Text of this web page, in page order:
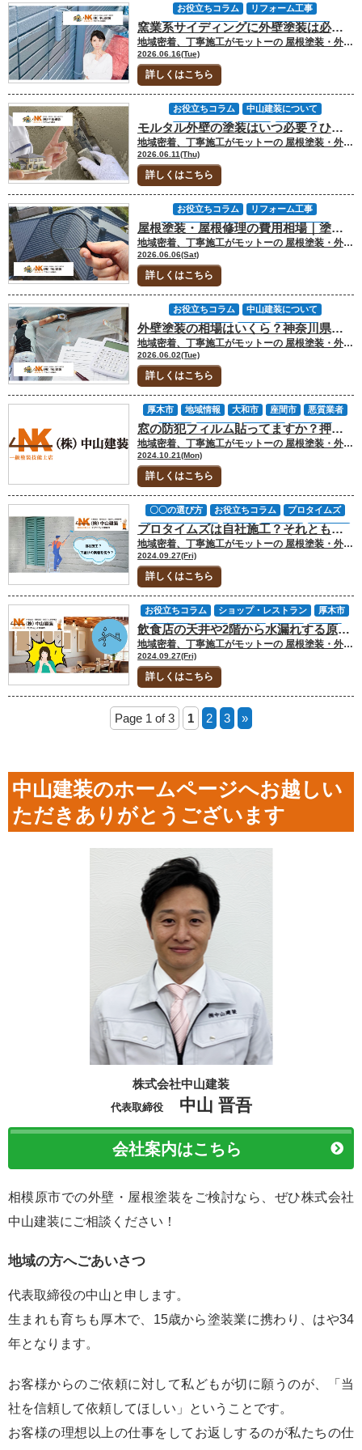
窯業系サイディングに外壁塗装は必要？劣化症状とメンテナンス時期を解説
地域密着、丁寧施工がモットーの 屋根塗装・外壁塗装専門店の中山建装です！ 代表取締役の中山です！ 窯業系サイディングは、現在の戸建住宅で最も多く採用されている外壁材のひとつです。そのため「サイディングだからメンテナンスは不要」「外壁材そのものが丈夫だから塗装しなくても大丈夫」と考えている方も少なくありません。 しかし実際には、窯業系サイディングも定期的なメンテナンスが必要な外壁材です。とくに塗膜や目地コーキングが劣化すると、防水性能が低下し、外壁材そのものに影響が及ぶ可能性があります。 大和市・厚木市・座間市・海老名市周辺でも、築10年前後を過ぎた住宅で色あせ、チョーキング、コーキングの割れ、サイディングの反りなどが見られることがあります。神奈川県央エリアは、夏場の日差しや台風・強風雨の影響も受けるため、外壁面によって劣化の出方が変わることもあります。 今回のお役立ちコラムでは「窯業系サイディング」「サイディング 塗装」について、塗装が必要な理由、劣化症状、補修を伴うケース、見積もり前に確認したい判断基準を解説します。 [myphp file="comContactL"] 窯業系サイディングに外壁塗装が必要な理由 窯業系サイディングは、セメント質と繊維質を主原料として作られた外壁材です。デザインの種類が豊富で施工性にも優れていることから、多くの住宅で採用されています。しかし、窯業系サイディングそのものに高い防水性能があるわけではありません。 窯業系サイディングの防水性は、主に表面の塗膜と目地コーキングによって保たれています。つまり、外壁材本体が丈夫でも、塗膜やコーキングが劣化すれば雨水を防ぐ力は落ちていきます。 部位 役割 劣化した場合のリスク サイディング本体 外壁の仕上げ材 吸水、反り、浮き、ひび割れ 塗膜 防水・保護 色あせ、チョーキング、防水性低下 コーキング 目地の防水 割れ、剥離、雨水浸入 下地 建物全体の保護 雨漏り、腐食、内部劣化 これらのどこかが劣化すると、防水性能や耐久性に影響が出る可能性があります。外壁塗装は見た目をきれいにするだけでなく、サイディング本体を雨水や紫外線から守るためのメンテナンスです。 ▼サイディング劣化の放置リスク▼大和市で増えているサイディング劣化｜放置するとどうなる？ 窯業系サイディングとはどんな外壁か 窯業系サイディングは、日本の戸建住宅で最も普及している外壁材です。レンガ調、石目調、木目調などデザインの種類が豊富で、施工品質が安定しやすいことから新築住宅でも広く採用されています。 一方で、サイディングボードは水分を吸収しやすい性質を持っています。そのため、表面の塗膜が防水性能を維持する重要な役割を担っています。外壁材そのものが丈夫でも、塗膜が劣化すればメンテナンスは必要です。 また、窯業系サイディングはボードを張り合わせて施工するため、目地やサッシまわりにコーキングが使われます。サイディング本体だけでなく、コーキングの状態まで確認しないと、外壁全体の防水性を正しく判断することはできません。 とくに築年数が経過した住宅では、南面や西面で色あせが進み、北面ではコケや藻が出やすくなるなど、外壁面ごとに症状が変わることがあります。 サイディングはなぜ塗装が必要なのか 窯業系サイディングに塗装が必要な理由は、防水性能を維持するためです。新築時には工場塗装によって保護されていますが、紫外線や雨風の影響を受け続けることで塗膜は徐々に劣化していきます。 塗膜が劣化すると、色あせやチョーキングといった症状が現れます。この段階では見た目の変化が中心ですが、さらに進行すると外壁材が水分を吸収しやすくなります。水分を含んだサイディングは膨張と収縮を繰り返し、反りや浮きの原因になることがあります。 大和市や厚木市周辺でも、日当たりの強い面では色あせやチョーキングが早く出るケースがあります。一方で、湿気が残りやすい北面や隣家との距離が近い面では、コケや藻、汚れが目立つことがあります。 塗装のタイミングを逃すと、単なる塗り替えだけでは済まず、補修や部分張り替えが必要になる可能性もあります。早めに状態を確認することで、メンテナンス費用を抑えやすくなります。 コーキングが重要な理由 窯業系サイディングでは、ボードとボードの間にコーキングと呼ばれる目地材が施工されています。このコーキングは、建物の動きに追従しながら、防水性能を維持する役割を持っています。 しかし、コーキングは外壁の中でもとくに劣化しやすい部分です。紫外線や雨風の影響によって硬化し、ひび割れや剥離が発生することがあります。こうした状態になると、目地部分から雨水が浸入するリスクが高まります。 コーキングの劣化は、外壁塗装の見積もり金額にも影響します。既存のコーキングを撤去して新しく打ち替えるのか、上から増し打ちするのか、施工範囲が目地全体なのかサッシまわりも含むのかによって、費用と耐久性が変わります。 そのため、サイディング外壁のメンテナンスでは、塗装だけでなくコーキングの状態も合わせて確認することが重要です。コーキングと塗装を同時に行うことで、防水性能を効率よく回復しやすくなります。 中山建装へ相談する際も、塗膜だけでなく、目地、サッシまわり、ベランダまわり、外壁の浮きや反りまで確認してもらうと、必要な工事範囲を判断しやすくなります。 ▼コーキング補修の判断はこちら▼コーキングのひび割れは外壁塗装と一緒に直すべき？後から余計な費用をかけないための判断基準 [myphp file="comContactL"] 塗装や補修が必要な症状と判断基準 窯業系サイディングは、劣化の進行に応じて現れる症状が異なります。そのため「どんな症状が出たら塗装を考えるべきか」「補修が必要な状態なのか」を知っておくことで、適切なタイミングでメンテナンスを行いやすくなります。 症状 判断目安 確認したいポイント 色あせ 塗装検討 日当たりの強い面で進行していないか チョーキング 塗装検討 手で触ると白い粉が付くか コーキング割れ 要確認 目地やサッシまわりにすき間がないか 反り 補修検討 ボードが浮いて見えないか 浮き 要診断 釘まわりや継ぎ目に動きがないか ひび割れ 状況確認 表面だけか、深く割れていないか 同じサイディング外壁でも、症状によって必要な工事は異なります。色あせやチョーキングであれば塗装で対応できる場合がありますが、反りや浮き、コーキングの破断がある場合は補修を伴う可能性があります。 見積もり前には、どの症状がどの面に出ているのか、いつ頃から気になり始めたのかを整理しておくと、診断時に状態を伝えやすくなります。 塗装で対応できる症状 塗装で対応しやすいのは、塗膜の劣化が中心となっている状態です。代表的な症状として、色あせやチョーキングがあります。色あせは紫外線によって塗膜が劣化しているサインであり、チョーキングは外壁を触った際に白い粉が付着する現象です。 これらは塗膜の防水性能が低下している状態を示していますが、サイディング本体に大きなダメージが発生しているわけではありません。そのため、比較的早い段階で塗装を行うことで、外壁材の劣化を防ぎやすくなります。 また、軽度の汚れやカビ、苔なども塗装メンテナンスのタイミングを判断する材料になります。ただし、汚れや苔が出ている面は水分が残りやすい可能性があるため、洗浄だけでよいのか、塗装で保護機能を回復させるべきかを確認することが大切です。 塗装で対応できる段階でメンテナンスを行うと、サイディングの反りや浮き、部分張り替えといった大きな補修を避けやすくなります。 補修を伴う可能性がある症状 コーキングのひび割れや剥離、サイディングの反りや浮きが見られる場合は、塗装だけでなく補修工事が必要になる可能性があります。とくにコーキングの劣化は、サイディング外壁で非常に多く見られる症状です。目地部分の防水性能が低下すると、そこから雨水が侵入しやすくなります。 また、サイディングが反ったり浮いたりしている場合は、外壁材が水分を吸収して変形している可能性があります。この状態になると、塗装だけでは根本的な改善が難しくなるケースもあります。 ひび割れについても同様です。軽微なものは補修と塗装で対応できることがありますが、状態によっては部分交換が必要になる場合もあります。そのため、外壁材そのものに変形や損傷が見られる場合は、塗装だけで判断しないことが重要です。 費用差が出やすいのは、コーキングの施工範囲、サイディングの部分張り替えの有無、下地補修の有無、付帯部塗装の範囲です。見積書では「外壁塗装一式」だけでなく、コーキング打ち替え、補修箇所、使用塗料、保証内容が分かるか確認しましょう。 不安をあおってすぐ契約を迫る業者や、反対に必要な補修を説明せず安さだけを強調する見積もりには注意が必要です。中山建装のように、症状写真や補修範囲を確認しながら説明を受けることで、必要な工事かどうか判断しやすくなります。 ▼張替え・重ね張りとの違い▼外壁張替えvs重ね張りvs塗装｜費用・耐用年数・工期の三面比較 クリヤー塗装が向くケース・向かないケース 窯業系サイディングでは、デザインを活かしたまま保護できるクリヤー塗装が選ばれることがあります。レンガ調や石目調など意匠性の高いサイディングでは、既存の柄を残せるため人気のある工法です。 ただし、クリヤー塗装はどの状態でも施工できるわけではありません。色あせやチョーキングが軽度で、サイディングのデザインがしっかり残っている状態であることが前提になります。劣化が進みすぎている場合は、クリヤー塗装では隠せないため、通常の塗装が必要になります。 また、ひび割れや反り、浮きが発生している場合も注意が必要です。こうした症状は塗装だけでは改善できないため、補修工事を優先して検討する必要があります。 クリヤー塗装を希望する場合は、早めの診断が重要です。劣化が進んでから相談すると、せっかくのサイディングの柄を活かせず、色付き塗装に切り替えた方がよいケースもあります。 サイディング外壁のメンテナンスでは「塗装するかどうか」だけでなく「どの塗装方法が適しているか」も重要な判断ポイントになります。とくに大和市周辺のサイディング住宅では、色あせやコーキング劣化がきっかけで塗装を検討するケースが多いため、症状が軽いうちに状態を確認しておくことが、将来的なメンテナンス費用を抑えるポイントになります。 ▼クリヤー塗装の可否はこちら▼「石材調サイディングはクリヤー一択？」可否判定と失敗回避 [myphp file="comContactL"] FAQ｜窯業系サイディングでよくある質問 Q.窯業系サイディングは何年くらいで塗装が必要ですか？ 一般的には築10年前後がひとつの目安になりますが、日当たり、雨風の当たり方、コーキングの状態によって変わります。色あせ、チョーキング、目地の割れが見られる場合は、年数だけで判断せず一度状態を確認することが大切です。 Q.コーキングだけ補修すれば外壁塗装は不要ですか？ コーキングの劣化だけが目立つ場合でも、塗膜の防水性が落ちていることがあります。コーキングだけを直しても、サイディング本体の塗膜が劣化していれば吸水や反りにつながる可能性があります。塗膜と目地をあわせて確認しましょう。 Q.クリヤー塗装はどのサイディングにもできますか？ クリヤー塗装は、既存の柄や色がきれいに残っている状態に向いています。色あせ、チョーキング、ひび割れ、反りが進んでいる場合は、クリヤーでは劣化を隠せないため通常塗装や補修が必要になることがあります。早めの診断が判断のポイントです。 Q.サイディングの反りや浮きは塗装で直りますか？ 反りや浮きは、サイディング本体が水分を吸収して変形している可能性があります。この場合、塗装だけでは根本的に直せないことがあります。軽度なら補修で対応できる場合もありますが、状態によっては部分張り替えが必要です。 窯業系サイディングの塗装時期に迷ったら中山建装へご相談ください 窯業系サイディングは、塗膜とコーキングによって防水性を保っているため、色あせや目地割れを放置すると反りや浮きにつながることがあります。年数だけで判断すると塗装時期を見誤ることがあるため注意が必要です。 中山建装では、大和市・厚木市周辺の住宅事情を踏まえ、外壁の状態や補修範囲を確認しながら必要な工事をご提案します。 問い合わせフォームからのお問い合わせ、メール、電話でのご相談、ショールームへの来店にて、サイディング外壁の劣化症状や見積もり前の不安をご相談ください。 [myphp file="comContactL"] ▼合わせてチェック▼ 中山建装塗装専門ショールーム 厚木店 中山建装塗装専門ショールーム 大和店
2026.06.16(Tue)
詳しくはこちら
お役立ちコラム
リフォーム工事
中山建装について
劣化・補修・小工事
劣化症状について
厚木市
地域情報
塗装工事について
外装劣化診断
横浜市
海老名市 相模原市 神奈川県
モルタル外壁の塗装はいつ必要？ひび割れ・雨漏りを防ぐメンテナンス判断基準
地域密着、丁寧施工がモットーの 屋根塗装・外壁塗装専門店の中山建装です！ 代表取締役の中山です！ モルタル外壁は、独特の風合いやデザイン性の高さから、現在でも多くの住宅で採用されています。一方で、年月の経過とともにひび割れが発生しやすい特徴があり、「このひび割れは大丈夫なのか」「塗装が必要な時期なのか」と不安を感じる方も少なくありません。 とくに大和市や厚木市周辺では、築年数の経過した戸建住宅でモルタル外壁の劣化が見られるケースがあります。神奈川県央エリアは、夏場の日差し、台風や強風雨、地震による建物の揺れなど、外壁に負担がかかる要因もあります。ただし、すべてのひび割れが緊急性の高い症状というわけではなく、経過観察で問題ない場合もあります。 大切なのは、見た目だけで「すぐ塗装が必要」「まだ大丈夫」と決めつけないことです。ひび割れの幅、深さ、発生している場所、雨漏り跡の有無によって、塗装で対応できるのか、補修を伴うのか、詳しい診断が必要なのかが変わります。 今回のお役立ちコラムでは「モルタル外壁の塗装」について、ひび割れの種類、補修や塗装が必要なタイミング、見積もり前に確認したい判断基準を解説します。 [myphp file="comContactL"] モルタル外壁の特徴とひび割れが起きる理由 モルタル外壁はセメントと砂、水を混ぜて作られる外壁材で、継ぎ目の少ない仕上がりが特徴です。デザインの自由度が高く、現在でも多くの住宅で採用されていますが、その反面、ひび割れが発生しやすい外壁材としても知られています。 同じひび割れでも、表面だけの軽微なものから、雨水の浸入につながる可能性があるものまで状態はさまざまです。 症状 状態の目安 確認したいポイント ヘアークラック 軽度 幅が細く、表面だけに見えるか 構造クラック 注意が必要 幅が広い、奥まで達していないか 塗膜の剥離 要確認 下地が見えていないか 外壁の浮き 要診断 叩くと軽い音がしないか 雨漏り 早めの確認推奨 室内のシミやサッシまわりの水跡がないか 症状によって対応方法は異なります。まずは、ひび割れの種類と原因を理解しておくことが大切です。 モルタル外壁とはどんな外壁か モルタル外壁は、サイディング外壁が主流になる以前から広く使われてきた外壁材です。継ぎ目が少ないため意匠性が高く、吹付仕上げ、リシン仕上げ、スタッコ仕上げなど、多彩なデザインに対応できます。 一方で、サイディング外壁と違い、素材自体が硬いため建物の動きに追従しにくい特徴があります。そのため、地震や温度変化、乾燥収縮などの影響を受けることで、表面にひび割れが発生しやすくなります。 また、モルタル外壁は塗膜によって防水性を保っています。塗膜が劣化すると雨水を吸いやすくなり、ひび割れや剥離が進みやすくなります。つまり、モルタル外壁の塗装は見た目をきれいにするだけでなく、外壁材を雨水から守るためのメンテナンスでもあります。 モルタル外壁にひび割れが起きる理由 モルタル外壁にひび割れが発生する原因はいくつかあります。代表的なのが乾燥収縮です。施工後にモルタルが乾燥する過程でわずかに収縮し、その影響で細かなひび割れが発生することがあります。 また、季節による温度変化や建物の揺れも原因になります。神奈川県では地震の影響を受けることもあり、長年にわたる微細な動きが外壁に負荷を与えることがあります。大和市や厚木市周辺のように築年数の経過した住宅では、過去の揺れや経年劣化が重なり、クラックとして表面化することもあります。 さらに、塗膜が劣化して防水性能が低下すると、外壁が雨水を吸収しやすくなります。水分を含んだ外壁が乾燥と吸水を繰り返すことで、膨張と収縮が起こり、ひび割れが進行することもあります。 日当たりの強い南面や西面では紫外線による塗膜劣化が進みやすく、湿気が残りやすい北面ではコケや藻が発生しやすくなります。ひび割れの有無だけでなく、外壁のどの面に症状が出ているかも判断材料になります。 ヘアークラックと構造クラックの違い モルタル外壁のひび割れで重要なのが、ヘアークラックと構造クラックを区別することです。ヘアークラックは髪の毛ほどの細いひび割れで、主に塗膜や表面部分に発生します。幅が0.3mm未満程度のものが多く、すぐに大きな問題になるとは限りません。 一方、構造クラックは幅が広く、モルタル層の奥まで達している可能性があるひび割れです。こうしたクラックは雨水の浸入経路になることがあり、放置すると下地や内部構造へ影響する場合があります。 とくに、窓まわり、サッシまわり、ベランダまわり、外壁の角部分に発生しているひび割れは注意が必要です。雨水が入り込みやすい位置にクラックがある場合、外壁内部や室内側に影響が出る可能性があります。 ただし、見た目だけで判断することは難しく、同じように見えるひび割れでも内部の状態は異なることがあります。中山建装のように、ひび割れの幅や深さだけでなく、周辺の浮き、塗膜の状態、雨漏り跡まで確認する診断を受けることで、必要な補修内容を判断しやすくなります。 ▼ひび割れ放置のリスクはこちら▼外壁のひび割れを放置すると危険？大和市の住宅で多いケース [myphp file="comContactL"] 塗装や補修が必要なタイミングの判断基準 モルタル外壁のひび割れを見つけた場合、すべてを同じように考えるのではなく、症状の種類や進行状況によって判断することが重要です。 実際には経過観察で問題ないケースもあれば、早めに補修を検討した方がよいケース、現地診断によって状態を確認した方がよいケースもあります。 現地確認をおすすめしたい症状としては、以下のようなものがあります。 ・幅の広いひび割れが発生している・雨漏り跡や室内のシミが見られる・塗膜が剥がれて下地が見えている・外壁の浮きや膨れが発生している・複数箇所にクラックが広がっている・サッシまわりやベランダまわりにひび割れがある こうした症状が見られる場合は、塗装だけで対応できるのか、補修工事を伴うのかを確認することが重要です。 同じモルタル外壁の塗装でも、費用は補修範囲によって変わります。ひび割れが軽度であれば下地処理を行ったうえで塗装できる場合がありますが、クラック補修、浮き補修、雨漏り調査、防水処理が必要になると、見積もり金額は変わります。 見積書を確認する際は、塗料名や塗装回数だけでなく、ひび割れ補修がどこまで含まれているか、補修後の仕上げはどうなるか、保証の対象範囲はどこまでかを確認しておくと安心です。 ▼雨漏り原因も確認▼雨漏りはなぜ起きる？大和市の屋根・外壁事情から解説 経過観察でもよい症状 モルタル外壁の劣化の中には、すぐに工事を行わなくても問題ないケースがあります。代表的なのがヘアークラックです。幅がごく細く、外壁表面だけに発生している軽微なひび割れであれば、直ちに雨漏りや構造的な問題につながる可能性は高くありません。 また、軽度の色あせも経過観察の対象になることがあります。塗膜の劣化は始まっていますが、ひび割れや剥離がなく、防水性能の低下も限定的であれば、すぐに工事を行わなくても大きな問題にならないケースがあります。 ただし、経過観察でよい場合でも、放置してよいという意味ではありません。ひび割れの幅が広がっていないか、雨のあとに周辺が濡れたままになっていないか、外壁を触ったときに白い粉が付かないかを定期的に確認することが大切です。 スマートフォンで同じ場所を定期的に撮影しておくと、ひび割れが広がっているかどうかを比較しやすくなります。見積もり前に写真を用意しておくと、相談時にも状態を伝えやすくなります。 早めの補修を検討したい症状 ひび割れが徐々に広がっている場合や、チョーキングが発生している場合は、早めに補修や塗装を検討した方がよい状態と考えられます。チョーキングは外壁を触ると白い粉が付く現象で、塗膜の防水性能が低下しているサインです。 また、塗膜の剥離が見られる場合も注意が必要です。塗膜が剥がれると外壁が直接雨風の影響を受けるため、モルタル自体の劣化が進みやすくなります。この段階で塗装や補修を行うことで、外壁材そのものへのダメージを抑えやすくなります。 ひび割れ補修では、状態に応じてシーリング材の充填、樹脂注入、下地補修などが行われることがあります。表面だけを塗装しても、ひび割れの原因や深さに合った処理がされていなければ、再び同じ場所に症状が出ることがあります。 大規模な工事になる前に対応できる可能性が高いため、比較的コストを抑えながらメンテナンスできるタイミングとも言えます。早めの段階で診断を受けることで、塗装だけで済むのか、部分補修が必要なのかを判断しやすくなります。 ▼チョーキングの判断はこちら▼外壁のチョーキングは塗装のサイン？「今回はまだ大丈夫」と思う前に知っておきたい放置リスク 現地診断をおすすめしたい症状 現地診断を検討した方がよいのは、構造クラックや雨漏りが見られる場合です。とくに幅の広いひび割れは、表面だけでなくモルタル層の奥まで達している可能性があります。この状態になると、雨水が内部へ浸入し、下地の劣化につながるケースもあります。 また、複数の症状が同時に発生している場合も注意が必要です。例えば、ひび割れに加えてチョーキングや塗膜の剥離が見られる場合は、塗装だけではなく補修工事が必要になる可能性があります。 モルタル外壁は見た目だけで状態を判断することが難しく、同じようなひび割れでも原因や進行度が異なることがあります。そのため「塗装だけで済むのか」「補修が必要なのか」を正確に判断するには、実際の状態を確認することが大切です。 現地診断では、ひび割れの幅、発生箇所、外壁の浮き、塗膜の密着状態、サッシまわりの防水性、室内側の雨染みなどを確認します。中山建装では、外壁表面の見た目だけでなく、雨漏りにつながる可能性がある箇所まで確認したうえで、必要な補修範囲を整理することが重要だと考えています。 なお、ひび割れを見つけた不安につけ込んで「今すぐ全面工事が必要です」と契約を急がせる業者には注意が必要です。見積もり前には、劣化写真、補修範囲、使用する材料、保証内容、追加費用の有無まで確認し、納得してから判断しましょう。 ひび割れを見つけた段階で一度状態を把握しておくことで、無駄な工事を避けながら適切なメンテナンス計画を立てやすくなります。 ▼劣化診断の見方はこちら▼ 【チェックリスト付】座間市の外壁塗装は劣化診断が9割！自分でできるプロ基準の見極め方 [myphp file="comContactL"] FAQ｜モルタル外壁でよくある質問 Q.モルタル外壁のヘアークラックはすぐ補修が必要ですか？ 幅が細く、表面だけに発生しているヘアークラックであれば、すぐに大きな問題になるとは限りません。ただし、ひび割れが広がっている場合や、雨水が入りやすい場所にある場合は注意が必要です。定期的に写真で記録し、変化がある場合は診断を受けると安心です。 Q.モルタル外壁のひび割れは塗装だけで直りますか？ 軽度のひび割れであれば、下地処理を行ったうえで塗装できる場合があります。しかし、幅の広い構造クラックや外壁の浮き、雨漏り跡がある場合は、塗装だけでは不十分なことがあります。ひび割れの深さや原因に合わせた補修を行うことが大切です。 Q.モルタル外壁の塗装費用は何で変わりますか？ 費用は、外壁面積、ひび割れ補修の範囲、塗料の種類、足場の有無、付帯部塗装、雨漏り調査の有無などで変わります。同じモルタル外壁でも、表面劣化だけの住宅と、複数箇所にクラックや浮きがある住宅では見積もり内容が異なります。 Q.見積もり前に自分で確認しておくことはありますか？ ひび割れの場所、幅、長さ、雨のあとに濡れやすい箇所、室内のシミ、外壁を触ったときの白い粉の有無を確認しておくと相談しやすくなります。無理に外壁を削ったり補修材を入れたりせず、写真を撮って状態を記録しておくことをおすすめします。 モルタル外壁のひび割れ判断に迷ったら中山建装へご相談ください モルタル外壁のひび割れは、経過観察でよいものもあれば、早めの補修や診断が必要なものもあります。ただし、見た目だけで判断すると必要な補修を見落とすことがあります。 中山建装では、大和市・厚木市周辺の住宅事情を踏まえ、外壁の状態や雨漏りリスクを確認しながら必要な工事をご提案します。問い合わせフォームからのお問い合わせ、メール、電話でのご相談、ショールームへの来店にて、塗装前の不安やひび割れの状態をご相談ください。 [myphp file="comContactL"] ▼合わせてチェック▼ 中山建装塗装専門ショールーム 厚木店 中山建装塗装専門ショールーム 大和店
2026.06.11(Thu)
詳しくはこちら
お役立ちコラム
中山建装について
保証について
厚木市
地域情報
塗装のタイミング
塗装工事について
外壁塗装
外壁補修
外装劣化診断
愛川町
横浜市
神奈川県
雨漏り 雨漏り補修
屋根塗装・屋根修理の費用相場｜塗装・カバー工法・葺き替えの判断基準
地域密着、丁寧施工がモットーの 屋根塗装・外壁塗装専門店の中山建装です！ 代表取締役の中山です！ 屋根のメンテナンスを考え始めたとき、多くの方が最初に気になるのは「いくらかかるのか」という費用面です。しかし、屋根工事は外壁塗装と違い、普段の生活で状態を確認しにくいため、塗装で済むのか、補修が必要なのか、カバー工法や葺き替えまで検討すべきなのか判断しづらい工事です。 そのため、相場だけを見て工事を決めると、本来必要な補修を見逃したり、反対にまだ不要な大きな工事を選んでしまったりすることがあります。大切なのは、費用の安さだけでなく、現在の屋根の状態に合った工事を選ぶことです。 神奈川県内でも、大和市・厚木市・座間市・海老名市などの県央エリアでは、夏場の日差し、台風や強風雨、住宅密集地での足場条件によって屋根の劣化状況や工事費用が変わることがあります。とくに屋根は地上から見えにくいため、見積もり前の診断で屋根材、棟板金、下地、雨漏りの有無まで確認しておくことが重要です。 今回のお役立ちコラムでは「屋根塗装と屋根修理の相場」について、塗装・部分補修・カバー工法・葺き替えの費用目安と、見積もり前に知っておきたい判断基準を解説します。 [myphp file="comContactL"] 屋根塗装・屋根修理の相場と工事内容の違い 屋根工事と一口に言っても、塗装・部分補修・カバー工法・葺き替えでは工事内容も費用も大きく異なります。色あせや塗膜の劣化であれば塗装で対応できる場合がありますが、屋根材そのものが傷んでいる場合は修理や改修工事が必要です。 一般的な戸建住宅における費用目安は以下の通りです。 工事内容 費用目安 主な目的 屋根塗装 約30万〜80万円 防水性・美観・保護機能の回復 部分補修 約3万〜30万円 棟板金、割れ、浮きなどの補修 カバー工法 約80万〜200万円 既存屋根の上に新しい屋根を重ねる 葺き替え 約120万〜300万円 既存屋根を撤去して新しい屋根に交換 建物の大きさや屋根材、劣化状況、屋根の勾配、足場条件によって費用は変動します。とくに屋根工事は、同じ坪数の住宅でも屋根面積や形状によって金額が変わりやすいため、総額だけでなく工事内容の違いを見ることが大切です。 屋根塗装の相場 屋根塗装は、屋根材そのものを交換する工事ではなく、防水性能や保護機能を回復させるためのメンテナンスです。スレート屋根や金属屋根など、塗装による保護が必要な屋根材では、定期的な塗装によって劣化の進行を抑えることができます。 一般的な戸建住宅の場合、屋根塗装の相場は30万〜80万円前後が目安です。ただし、この金額には足場代が含まれているケースと含まれていないケースがあります。屋根工事は高所作業になるため、安全確保のために足場設置が必要になることがほとんどです。 外壁塗装と同時に屋根塗装を行う場合は、足場を共用できるため、別々に工事するより効率的です。反対に、外壁塗装だけを先に行い、数年後に屋根工事をする場合は、再度足場費用が発生する可能性があります。見積もりを比較する際は、屋根塗装単体の金額だけでなく、外壁との同時施工や将来的な足場費用まで含めて考えることが重要です。 ▼大和市の屋根塗装費用はこちら▼大和市で屋根塗装はいくらかかる？見積前に知っておきたい基礎知識 部分補修・棟板金修理の相場 屋根全体の工事が必要になる前段階で行われるのが部分補修です。代表的なものとして、棟板金の浮きや釘抜けの補修、コーキング補修、スレートの割れ補修、雨樋まわりの不具合調整などがあります。 部分補修の相場は数万円から30万円程度まで幅があります。劣化箇所が限定的であれば比較的低コストで対応できますが、被害範囲が広い場合や、複数箇所に不具合が出ている場合は補修費用も増加します。 とくに棟板金は、台風や強風の影響を受けやすい部分です。神奈川県央エリアでも、強風雨のあとに棟板金の浮き、釘抜け、板金のめくれが見つかることがあります。地上からは分かりにくくても、放置すると雨水が入り込み、下地の木材や防水紙を傷める原因になるため注意が必要です。 屋根の部分補修は、表面上は小さな不具合に見えても、実際には下地まで傷んでいるケースがあります。中山建装の診断では、見えている破損だけでなく、その周辺に雨水の侵入リスクがないかまで確認することが大切です。 カバー工法と葺き替えの相場 屋根材の劣化が進んでいる場合は、カバー工法や葺き替えが選択肢になります。カバー工法は、既存の屋根の上から新しい屋根材を重ねる工事です。既存屋根を撤去しないため、撤去費用や廃材処分費を抑えやすく、工期も比較的短くなりやすい特徴があります。一般的な相場は80万〜200万円前後です。 一方、葺き替えは既存屋根を撤去し、新しい屋根材に交換する工事です。下地まで確認・補修できるため、雨漏りや下地の腐食がある場合には根本的な改善につながります。ただし、撤去費用や処分費用が発生するため、相場は120万〜300万円程度と高くなる傾向があります。 カバー工法と葺き替えのどちらがよいかは、屋根材の種類と下地の状態によって変わります。既存屋根の下地が健全であればカバー工法を検討できますが、雨漏りが長く続いている場合や、野地板が傷んでいる場合は葺き替えが必要になることがあります。 また、瓦屋根など屋根材によってはカバー工法が適さないケースもあります。費用だけで「安い方」を選ぶのではなく、現在の屋根に施工できる工法かどうかを診断で確認することが重要です。 ▼葺き替え・カバーの費用比較▼大和市・厚木市｜屋根葺き替え・カバー工法の費用相場と選び方 [myphp file="comContactL"] 塗装で済む状態と修理が必要な状態の判断基準 屋根工事で最も重要なのは「どの工事を選ぶか」ではなく、「現在の屋根がどの状態にあるか」を把握することです。色あせ程度であれば塗装で対応できる場合がありますが、屋根材そのものが傷んでいる場合は塗装だけでは十分な効果が得られません。 確認したい主な症状は以下の通りです。 症状 考えられる状態 検討する工事 色あせ・塗膜劣化 防水性の低下 屋根塗装 コケ・藻の発生 水分が残りやすい状態 洗浄・塗装 棟板金の浮き 強風や経年劣化 部分補修 屋根材の割れ・欠け 屋根材の劣化 補修・カバー工法 雨漏り跡 下地や防水紙の劣化 カバー工法・葺き替え 広範囲の劣化 屋根材の寿命 カバー工法・葺き替え 大切なのは、症状の有無だけでなく、どの程度進行しているかを見ることです。軽度の劣化であれば塗装や補修で済む場合がありますが、劣化が広範囲に及んでいる場合は、塗装しても数年以内に再工事が必要になることがあります。 ▼屋根リフォームの判断基準はこちら▼座間市の屋根リフォームはどれを選ぶ？塗装・カバー・葺き替えの判断基準をプロが徹底整理 塗装で済む状態 屋根塗装で対応できるのは、屋根材そのものがまだ健全な状態の場合です。代表的な症状としては、色あせ、チョーキング、軽度のコケや藻の発生、表面的な塗膜劣化などが挙げられます。これらは塗膜の劣化によって起こるものであり、屋根材の寿命そのものが尽きているわけではありません。 とくにスレート屋根は、塗膜によって防水性を維持しているため、定期的な塗装が必要になりやすい屋根材です。塗膜が劣化すると水分を吸いやすくなり、割れや反りにつながることがあります。 金属屋根の場合は、サビが広がる前の塗装が重要です。軽度のサビであればケレン作業や下地処理を行ったうえで塗装できる場合がありますが、穴あきや腐食が進んでいる場合は塗装だけでは対応できません。 ガルバリウム鋼板は耐久性が高い屋根材ですが、まったくメンテナンス不要ではありません。傷やもらいサビが発生することもあるため、定期的な点検で状態を確認しておくと安心です。 カバー工法や葺き替えを検討する状態 屋根材の劣化が進んでいる場合は、塗装だけでは対応できません。スレートの割れが多発している場合、屋根材の反りが目立つ場合、棟板金の下地が傷んでいる場合、雨漏りが発生している場合は、カバー工法や葺き替えを検討する段階です。 塗装はあくまで屋根材の表面を保護する工事です。屋根材自体が割れていたり、防水紙や野地板まで傷んでいたりする場合、塗料を塗っても根本的な解決にはなりません。 カバー工法は、既存屋根を活かしながら新しい屋根材を重ねるため、下地の状態が良好であれば有力な選択肢になります。一方で、雨漏りが進行している場合や、下地の腐食が疑われる場合は、既存屋根を撤去して内部を確認できる葺き替えの方が適していることがあります。 工事費用だけを見ると塗装が魅力的に感じられます。しかし、状態に合わない工事を選ぶと、結果的に再工事が必要になり、総額が高くなる可能性があります。見積もり前には、屋根材の表面だけでなく、下地や雨漏りリスクまで確認することが大切です。 屋根だけ後回しにしない方が良い理由 屋根工事を検討する際に見落とされやすいのが足場費用です。屋根塗装や屋根修理では高所作業のため足場が必要になりますが、この足場は外壁塗装でも共通して使用します。 屋根だけを後回しにすると、外壁塗装の数年後に再び足場を組むことになり、余分な費用が発生する場合があります。外壁塗装を検討するタイミングは、屋根の状態も一緒に確認する良い機会です。 屋根材ごとに、注意したいポイントも異なります。 屋根材 注意したい劣化 判断のポイント スレート屋根 色あせ、割れ、反り 塗装かカバー工法かを診断 金属屋根 サビ、浮き、穴あき サビの進行度を確認 トタン屋根 サビ、腐食、穴あき 塗装で済むか交換が必要か確認 ガルバリウム鋼板 傷、もらいサビ 定期点検で早期対応 瓦屋根 ズレ、割れ、漆喰劣化 塗装ではなく補修や葺き直しを検討 屋根は地上から状態を確認しにくいため「まだ大丈夫だろう」と後回しにされがちです。しかし、屋根の劣化は雨漏りにつながると、室内の天井、断熱材、柱や梁などにも影響することがあります。 中山建装へ相談する際も、外壁だけでなく屋根、棟板金、雨樋、軒天、破風板まで建物全体で確認することで、今必要な工事と将来的に必要になりそうな工事を整理しやすくなります。足場費用や今後のメンテナンス計画を考えると、屋根と外壁を別々に考えるのではなく、建物全体として判断することが無駄な出費を防ぐポイントです。 ▼屋根と外壁の同時施工はこちら▼屋根と外壁は一緒が得？大和市で同時施工がおすすめな家 FAQ｜屋根塗装・屋根修理の相場に関するよくある質問 屋根塗装と屋根修理はどちらを選べばよいですか？ 屋根材そのものが健全で、色あせや軽度のコケ、塗膜劣化が中心であれば屋根塗装で対応できる場合があります。一方、割れ、反り、棟板金の浮き、雨漏り跡がある場合は補修やカバー工法、葺き替えが必要になることがあります。まずは屋根の状態を診断して判断することが大切です。 屋根塗装の見積もりで確認すべき項目は何ですか？ 足場代、洗浄、下地処理、塗料名、塗装回数、屋根面積、棟板金やひび割れ補修の有無を確認しましょう。「屋根塗装一式」だけでは工事内容が分かりにくいため、どの範囲をどの材料で施工するのか、見積書に明記されているかが重要です。 カバー工法と葺き替えはどちらが安いですか？ 一般的には、既存屋根を撤去しないカバー工法の方が葺き替えより費用を抑えやすい傾向があります。ただし、下地が傷んでいる場合や雨漏りが進行している場合は、葺き替えが必要になることがあります。安さだけでなく、既存屋根の状態に合っているかを確認しましょう。 外壁塗装と屋根工事は同時にした方がよいですか？ 屋根と外壁を同時に施工すると、足場を共用できるため、別々に工事するより費用面で効率的な場合があります。屋根だけ後回しにすると、数年後に再び足場費用がかかる可能性があります。外壁塗装を検討するタイミングで屋根も点検しておくと、無駄な出費を防ぎやすくなります。 屋根塗装・屋根修理の費用判断は中山建装へご相談ください 屋根塗装や屋根修理の相場は、工事内容によって30万円台から300万円前後まで大きく変わります。ただし、費用だけで判断すると必要な工事を見落とすことがあります。 中山建装では、屋根材の状態、棟板金、下地、雨漏りリスクまで確認し、塗装で済むのか、補修や改修が必要なのかを分かりやすくご説明します。問い合わせフォームからのお問い合わせ、メール、電話でのご相談、ショールームへの来店にて、屋根工事の相場や見積もり前の不安をご相談ください。 [myphp file="comContactL"] ▼合わせてチェック▼中山建装の施工事例 中山建装塗装専門ショールーム 厚木店 中山建装塗装専門ショールーム 大和店 中山建装の無料屋根外壁診断
2026.06.06(Sat)
詳しくはこちら
お役立ちコラム
リフォーム工事
中山建装について
劣化・補修・小工事
劣化症状について
厚木市
地域情報
塗装のタイミング
外装劣化診断
屋根塗装
屋根張り替え工事 屋根改修
座間市
愛川町
横浜市 海老名市
相模原市
神奈川県
見積りについて
費用について
雨漏り
外壁塗装の相場はいくら？神奈川県で見積もり前に知りたい費用の内訳と適正価格
地域密着、丁寧施工がモットーの 屋根塗装・外壁塗装専門店の中山建装です！ 代表取締役の中山です！ 外壁塗装を検討し始めると「結局いくらかかるのか分からない」と感じる方は少なくありません。インターネットで相場を調べても金額に幅があり、自宅の場合は高いのか安いのか判断しづらいのが実情です。 外壁塗装の費用は、建物の大きさだけで決まるわけではありません。外壁の劣化状況、シーリングやひび割れの補修内容、使用する塗料、屋根や付帯部を同時に施工するか、保証内容によって大きく変わります。 とくに神奈川県内でも、大和市・厚木市・座間市・海老名市のような県央エリアでは、住宅密集地、道路幅、隣家との距離、築年数によって足場や作業性に差が出ることがあります。そのため、相場だけを見て判断すると、必要な工事が含まれている見積もりを「高い」と誤解してしまう可能性があります。 今回のお役立ちコラムでは「外壁塗装相場」について、費用の内訳、価格差が出る理由、見積もり前に確認したいポイントを解説します。 [myphp file="comContactL"] 外壁塗装の相場と費用が変わる主な要因 外壁塗装の相場は建物ごとに異なりますが、一般的な戸建住宅では80万円〜150万円前後がひとつの目安になります。ただし、この金額はあくまで参考です。建物の大きさ、外壁材の種類、劣化の進行度、選ぶ塗料、施工範囲によって見積額は大きく変動します。 同じ30坪前後の住宅でも、外壁面積が広い建物、凹凸の多い建物、ベランダや出窓が多い建物では施工面積が増えます。また、ひび割れやシーリングの傷みが多い場合は、塗装前の補修費用も必要です。 まずは一般的な費用目安を確認してみましょう。 延床面積の目安 外壁塗装の相場 30坪前後 約80万〜120万円 40坪前後 約100万〜140万円 50坪前後 約120万〜160万円 この金額には、足場、高圧洗浄、外壁塗装、養生、付帯部の一部塗装などが含まれることが一般的です。ただし、シーリング全面打ち替え、外壁の大きな補修、屋根塗装、屋根カバー工法、防水工事などを同時に行う場合は、相場より高くなることがあります。 大切なのは、総額だけで高い・安いを判断しないことです。なぜその金額になるのか、どの工事が含まれているのかを確認することで、適正価格が見えやすくなります。 外壁塗装の相場は建物条件によって大きく変わる 外壁塗装の費用は坪数だけで決まるものではありません。同じ延床面積でも、外壁の形状や施工環境によって費用は変わります。たとえば、外壁に凹凸が多い住宅、3階建て住宅、隣家との距離が近い住宅では、足場の組み方や作業時間に影響が出ることがあります。 神奈川県の県央エリアでは、道路幅が限られている住宅地や、隣地境界が近い住宅も少なくありません。足場材の搬入経路が狭い場合や、作業スペースを確保しにくい場合は、同じ坪数でも作業条件が変わります。 また、築年数が経過している住宅では、外壁の色あせだけでなく、シーリングの割れ、サッシまわりのすき間、外壁のひび割れ、雨樋や破風板の傷みが見つかることがあります。中山建装のように外壁だけでなく、屋根や雨漏りのリスクまで確認する診断では、塗装前に必要な補修が明確になりやすくなります。 見積もりが相場より高い場合でも、必要な補修や付帯部の施工が含まれていれば、不適正とは限りません。反対に、安く見える見積もりでも、必要な補修が抜けている場合は注意が必要です。 見積もり金額が変わる費用項目 外壁塗装の見積もりは、複数の工事項目で構成されています。とくに金額への影響が大きいのは、足場工事、下地補修、シーリング工事、塗料の種類、付帯部塗装です。 項目 費用への影響 確認したいポイント 足場工事 大 建物形状、敷地条件、道路幅 高圧洗浄 中 外壁や屋根の汚れ、コケ、カビ 下地補修 大 ひび割れ、欠損、浮き、雨漏り跡 シーリング工事 中〜大 打ち替えか増し打ちか、施工範囲 塗料グレード 大 耐用年数、機能、メーカー名 付帯部塗装 中 雨樋、破風板、軒天、水切りなど とくに下地補修は、建物の状態によって大きく変わります。劣化が少なければ最低限で済みますが、ひび割れやシーリングの傷みが多い場合は補修費用が増えます。 また、外壁塗装と屋根塗装を同時に行う場合、総額は上がります。しかし、足場を一度で済ませられるため、別々に工事するより結果的に効率がよいケースもあります。屋根の劣化が進んでいる場合は、外壁だけを塗装しても数年後に再び足場が必要になることがあるため、診断時に屋根の状態も確認しておくことが大切です。 ▼見積書の見方も確認▼外壁塗装の見積書の見方｜大和市で金額差が出る理由 塗料グレードと保証で価格差が出る理由 外壁塗装の費用差が大きくなる要因のひとつが塗料です。一般的にはシリコン塗料、フッ素塗料、無機塗料などが使われますが、耐久性が高い塗料ほど価格も高くなる傾向があります。 ただし、高価な塗料が必ずしもすべての住宅に最適とは限りません。今後どのくらい住み続ける予定か、次回メンテナンスまでの期間をどう考えるか、屋根やシーリングの状態はどうかによって、選ぶべき塗料は変わります。 たとえば、10年前後を目安に再塗装を考えるならシリコン系、できるだけ長く美観や防水性を保ちたいならフッ素系や無機系を検討するなど、住まい方に合わせた判断が必要です。 保証内容も価格差に関わります。保証年数だけでなく、どの部位が保証対象なのか、塗膜の剥がれだけなのか、施工後の点検体制があるのかを確認しましょう。保証が長く見えても、対象範囲が曖昧な場合は安心材料として不十分です。 相場を判断する際は、塗料名、施工面積、塗装回数、保証範囲まで含めて比較することが重要です。 ▼保証の見方はこちら▼厚木市で外壁塗装をする前に知りたい保証の基礎知識｜年数より重要なチェック項目 見積書で確認すべきポイントと安すぎる見積もりの注意点 外壁塗装の相場を理解しても、実際に見積もりを受け取ると「この金額が適正なのか分からない」と感じる方は多くいます。外壁塗装は商品を購入するのとは違い、工事内容によって品質や耐久性が変わるため、単純な価格比較だけでは判断できません。 見積書では、以下のような点を確認しておくことが大切です。 ・塗料の商品名やメーカー名が記載されているか・下塗り・中塗り・上塗りの回数が明記されているか・施工面積が㎡単位で記載されているか・シーリング工事の内容が分かるか・下地補修の範囲が明確になっているか・付帯部塗装の範囲が記載されているか・保証内容や保証期間が明記されているか これらが曖昧な場合、他社と正確に比較することができません。見積書は金額を見るためだけではなく、どのような工事が行われるのかを確認する資料として活用することが重要です。 見積書で確認したい項目 外壁塗装の見積書でとくに注意したいのが「一式」という表記です。 「外壁塗装工事一式」とだけ書かれている場合、どの塗料を使うのか、何回塗るのか、施工面積はどれくらいなのか、補修工事が含まれているのかが分かりません。これでは他社との比較が難しくなります。 また、塗料についても「シリコン塗料」だけではなく、具体的な商品名まで記載されているかを確認しましょう。同じシリコン塗料でも、メーカーや商品によって性能や耐久性は異なります。 シーリング工事も重要です。外壁材の継ぎ目やサッシまわりのシーリングは、防水性に関わる部分です。打ち替えなのか、増し打ちなのか、どの範囲まで施工するのかによって費用も耐久性も変わります。 中山建装へ相談する場合も、見積もり前の診断で「どこが傷んでいるのか」「なぜ補修が必要なのか」を写真や説明とあわせて確認しておくと、見積書の内容を理解しやすくなります。 安すぎる見積もりに注意する理由 外壁塗装の見積もりを比較した際、極端に安い業者があると魅力的に感じるかもしれません。しかし、相場より大幅に安い場合は注意が必要です。なぜなら、どこかの工程を削減しなければ大きく費用を下げることは難しいからです。 たとえば、高圧洗浄を簡略化する、下地補修を最低限にする、塗装回数を減らす、付帯部を含めない、安価な塗料に変更するなどの方法で見積額を下げているケースがあります。また、契約後に追加工事として費用が発生する場合もあります。 もちろん、安い見積もりがすべて問題というわけではありません。企業努力や施工範囲の違いによって価格差が出ることもあります。ただし、安さの理由が説明されない見積もりは慎重に確認した方が安心です。 外壁塗装は完成直後では品質の差が分かりにくく、数年後に初めて差が出る工事です。価格だけで判断するのではなく、診断内容、見積書の明確さ、保証、施工後の点検体制まで含めて判断しましょう。 ▼コミコミ価格の内訳も確認▼外壁塗装の費用がまるわかり！コミコミ価格の内訳と注意点をプロが解説 相場だけで判断しないために 外壁塗装の相場は判断材料として役立ちますが、最終的な費用は建物の状態によって変わります。同じ坪数の住宅でも、ひび割れやシーリング劣化が多い場合、屋根や付帯部の傷みが進んでいる場合は、相場より高くなることがあります。 一方で、相場より安い見積もりでも、必要な工事が省かれていなければ適正な場合もあります。大切なのは、金額そのものではなく「なぜその金額なのか」を説明できる見積もりかどうかです。 大和市・厚木市・座間市・海老名市など神奈川県央エリアで外壁塗装を検討する場合は、地域の住宅事情や施工条件も踏まえて判断することが大切です。隣家との距離、足場の組みやすさ、築年数、外壁材、屋根の状態まで確認することで、自宅に合った適正価格が見えやすくなります。 外壁塗装は、安く済ませることだけが目的ではありません。住まいを長く守るために、必要な工事を適切な内容で行うことが重要です。 ▼足場費用の注意点はこちら▼【最新版】足場法改正で高騰する費用と外壁塗装・屋根工事への影響とは [myphp file="comContactL"] FAQ｜外壁塗装の相場に関するよくある質問 Q.外壁塗装の相場より高い見積もりは断った方がいいですか？ 相場より高い見積もりでも、必ずしも不適正とは限りません。下地補修、シーリング全面打ち替え、屋根塗装、付帯部塗装、防水工事などが含まれている場合は、総額が高くなることがあります。まずは内訳を確認し、なぜその費用が必要なのか説明を受けることが大切です。 Q.外壁塗装の見積もりで「一式」と書かれている場合は注意が必要ですか？ 注意が必要です。「一式」だけでは、使用する塗料、施工面積、塗装回数、補修範囲が分かりません。他社と比較するためにも、塗料名、㎡数、工程、シーリング工事、保証内容が明記されているか確認しましょう。内容が曖昧な場合は、契約前に詳しい説明を求めることをおすすめします。 Q.神奈川県で外壁塗装の費用が変わりやすい理由は何ですか？ 建物の大きさだけでなく、住宅密集地での足場条件、道路幅、隣家との距離、外壁や屋根の劣化状況によって費用が変わります。大和市・厚木市・座間市・海老名市などでも、築年数や建物形状によって施工内容が変わるため、現地診断を受けたうえで判断することが大切です。 Q.安い外壁塗装業者を選んでも問題ありませんか？ 安いこと自体が悪いわけではありません。ただし、極端に安い場合は、下地補修、塗装回数、シーリング工事、保証内容が十分か確認する必要があります。外壁塗装は数年後に差が出やすい工事なので、価格だけでなく、診断内容と見積書の明確さを基準に選びましょう。 神奈川県で外壁塗装の相場に迷ったら中山建装へご相談ください 外壁塗装の相場は80万円〜150万円前後が目安ですが、実際の費用は建物の状態、補修範囲、塗料、保証内容によって変わります。ただし、相場だけで判断すると必要な補修を見落とすことがあります。 中山建装では、外壁だけでなく屋根や付帯部の状態も確認し、必要な工事内容を分かりやすくご説明します。問い合わせフォームからのお問い合わせ、メール、電話でのご相談、ショールームへの来店にて、見積もり前の不安や費用の疑問をお気軽にご相談ください。 [myphp file="comContactL"] ▼合わせてチェック▼ 中山建装の施工事例 中山建装塗装専門ショールーム 厚木店 中山建装塗装専門ショールーム 大和店 中山建装の施工事例
2026.06.02(Tue)
詳しくはこちら
お役立ちコラム
中山建装について
保証について
厚木市
地域情報
塗装のタイミング
塗装工事について
塗装費用について
大和市
座間市
相模原市
神奈川県
見積りについて
費用について
窓の防犯フィルム貼ってますか？押し込み事件が頻発しているので対策しましょう
地域密着、丁寧施工がモットーの 屋根塗装・外壁塗装専門店の中山建装です！ 代表取締役の中山です！ 神奈川県内で、しかも弊社の対応エリアである厚木市内で、真昼間から押し込み強盗が発生しました。こんな事件は過去に聞いたこともありませんが、最近の犯罪者は集団で一気に攻め込んでくるようで、対応しようにもその時間さえ許してはくれません。 本当であればこのような注意喚起はしたくないのですが、自分たちの身は自分たちで守るしかないので、被害に遭わないための防犯対策を講じておきましょう。 中山建装では、窓の防犯対策に「防犯フィルム」の貼り付けを行っています。皆様が用意したフィルムでも、弊社で用意するフィルムでも対応可能ですので、確実な貼り付けでしっかりと高い効果を発揮させるお手伝いをさせてください。 今回のお役立ちコラムでは「防犯フィルムの貼り付けは中山建装まで」というご紹介です。 ▼合わせて読みたい▼外壁塗装業者の選び方｜悪質業者を見抜く方法を伝授 [myphp file="comContactL"] 関東で起こった押し込み強盗の情報 8月29日の千葉県八千代市を皮切りに、関東各地で押し込み強盗の被害を受けている方が増えています。闇バイトなんて呼ばれ方をしているようですが、これは闇でもバイトでもなく、ただの犯罪です。許してはいけません。 頼まれたから依頼を受けたなんて言い訳を許したとしたら、世の中のほとんどのことが言い訳次第で許されてしまうでしょう。 実際に被害に遭った方は、財産を奪われ、暴行を受けている状況です。こんな悪質な行為をバイトといって受け入れてしまうような世の中では、あなた自身やご家族も、いつどこでどんな被害を受けるかわかりません。 この危険性をしっかりと理解しておきましょう。 事件発生日時 場所 内容 8月29日 夜 千葉県八千代市 質店を包丁を隠し持った 男らが訪問 8月31日 昼 神奈川県厚木市 中古ブランド店に男らが押し入り 腕時計などを奪い通行人に怪我を負わせる 9月3日 夜 神奈川県鎌倉市 質店に男らが押し入り 店員に怪我を負わせて腕時計を奪う 9月18日 未明 埼玉県さいたま市 民家に男らが押し入り 住民に怪我を負わせ現金などを奪う 9月28日 未明 東京都練馬区 民家に男らが押し入り 住民に怪我を負わせ腕時計などを奪う 9月30日 未明 東京都国分寺市 民家に男らが押し入り 住民に怪我を負わせ現金などを奪う 10月1日 未明 埼玉県所沢市 民家に男らが押し入り 住民に怪我を負わせ現金などを奪う （引用：朝日新聞デジタル） これらの事件のほとんどで、窓ガラスを破られて室内に入り込まれているそうです。つまり、防犯フィルムがない家を狙っているということがわかります。反対に、防犯フィルムがしっかりと貼り付けられていれば、被害に遭うリスクを減らせるということです。 防犯フィルムはDIYでも大丈夫？ 確実な効果を発揮させたければ、DIYで対応するのはおすすめしません。なぜなら、ほとんどの場合「十分な効果を発揮させられる状態で貼り付けられない」からです。 ダメな貼り付け状況についてご紹介しましょう。 空気が入っている 防犯フィルムは、窓ガラスに適当に貼り付けるだけでは十分な効果を発揮しきれません。むしろ、貼り付けたという安心感で油断する元になります。 フィルムを窓ガラスに完全密着させることで、本来の高い防犯性を発揮することができるのですが、空気が中に入ってしまうとそこは通常のガラスと同じ状態にしかなりません。 仮にガラスを割った場合、密着していない部分のガラスは飛び散ってしまい、穴となってしまうのです。防犯フィルムによって割れたガラスがしっかりと保持されることで、簡単に侵入できないというのが防犯フィルムの効果ですが、部分的に穴が空いてしまうとそこからガラスを引き抜くことが簡単になってしまうのです。 つまり、空気が入ってしまうと十分な効果は得られないということを覚えておいてください。 ゴミが挟まっている ゴミが挟まるのも、防犯フィルムが窓ガラスに完全密着する邪魔になります。髪の毛1本、埃が入ることでも、防犯フィルムは十分な効果を発揮できなくなる原因になってしまうのです。 実際に施工してみると、髪の毛は周囲に空気層を作ってしまう原因となり、埃は押し潰せば空気が気にならないようなレベルまで密着させることはできるでしょう。 しかし、問題なのはそれらの異物に付着している「油分」です。施工直後は圧力をかけて無理矢理密着させることができるかもしれないのですが、時間が経つにつれて圧力が弱まり、密着力が弱まってしまうのです。 しかも、異物の油分が剥離を後押ししてしまうため、徐々に剥がれ始めてしまうということを覚えておいてください。 施工中にあせが窓ガラスに付着しただけでも、そこから剥離しやすくなってしまうので、貼り付け面の清浄状態は非常に重要となるでしょう。 傷つけてしまう 窓ガラスの貼り付け面は意外と広いです。そのため、うまく伸ばせなかったり、途中でフィルム同士が張り付いてしまったりというケースも出てくるでしょう。それを再度伸ばしなおして貼り付けても、完全に平面にはならず、結果的にフィルムを傷つけながら貼り付けることとなってしまいます。 傷ついた防犯フィルムは、ゴムの厚みがまばらなゴム風船のようなもので、弱い部分からであれば簡単に穴が空いてしまいます。それこそ、ちょっとした衝撃でフィルムを突き破ることができるほどです。 これでは防犯フィルムの意味がありません。 全面均一の厚みを持って、窓ガラスに確実に密着するというのが防犯フィルムの効果を最大けさせる条件です。傷つけて一部が弱くなる、複数箇所が脆くなった状態では、全く意味がありません。 プロによるフィルム貼りは一味違う 防犯フィルムの貼り付けは、プロの手による施工が安心できます。弊社でも、多くの方に貼り付け依頼を受けておりますので、その方法について簡単にご紹介しましょう。 ただし、ここでご紹介した方法を使っても、作業に慣れていなければ間違いのない貼り付けはできませんので、DIYすることはおすすめしません。 確実な汚れ落とし まずは窓ガラスの掃除です。汚れ一つ、カビ一つ、繊維1本さえも残さないように細心の注意を払いながら下準備を行います。 一般的なガラスクリーナーは石油由来のものが多く、ガラス面には確実に油分が残ります。それがコーティングとして撥水性や防汚性を発揮するのですが、フィルム貼り付け時にはこの効果は逆効果なので、アルコールやシリコンオフのような溶剤を使用して確実に脱脂します。 こうすることで、ガラスに霧吹きをかけた際に水が玉にならず、ベタっと張り付くような状態で残るようになるのです。日常生活では全く好まれない状態にしてから貼り付け作業が始まります。 水張りで最適位置に貼り付け 貼り付けの際は、防犯フィルムを完全に平らな状態に伸ばしておき、丸まらないようにしておくのがポイントです。フィルムが丸まろうとすると、中に空気が入りやすくなってしまいます。 ガラス全面に水が残るような状態になっていれば、水を張った状態でフィルムシートを平行に乗せます。その際、防犯フィルムは水の表面張力によって均一に浮いた状態になるのです。 ここからガラスとフィルムを密着させていくのですが、肝心なのは「ガラス全面がしっかりとフィルムで覆われる」ということです。水を少しずつ押し出していきながら、確実に密着させていきます。 こうすることで、ほんの少しの空気の入り込みやゴミの混入を防げるのです。サッシのギリギリまでしっかりと密着させることで、仮に押し込みにあった場合にもガラスが保持されて簡単に侵入されずに済みます。 完全密着で確実な効果発揮 何度も言いますが、防犯フィルムは完全密着させなければ効果は半減します。設置位置も重要で、確実にガラス全面をカバーするからこそガラスを保持できるのです。 ただ「貼れば良い」のではなく、正しく設置するのが大事だということを忘れないでください。 ▼合わせて読みたい▼厚木市の外装劣化診断のプロが解説！屋根塗装の訪問販売業者に注意！ 防犯フィルムの貼り付けは中山建装までご相談ください 神奈川県内のどこがターゲットにされるかは誰にもわかりません。そして、いつ発生する事件なのかもわからないため、できるだけ早く対策を講じておくことをおすすめします。 こんなアナウンスをするのは非常に遺憾ですが、もし防犯フィルムの設置をご検討であれば中山建装にご一報ください。確実な効果を発揮できるように貼り付け代行いたします。 「自分は被害に遭うわけがない」と思わないでください。その慢心が後悔してもしきれない状況を生み出してしまうのです。 安全は買えます。防犯フィルムは継続的なコストをかけなければならないわけではありませんので、安全な生活のためにもご検討ください。 [myphp file="comContactL"] ▼合わせてチェック！▼ 中山建装塗装専門ショールーム 中山建装：カラーシミュレーションページ
2024.10.21(Mon)
詳しくはこちら
厚木市 地域情報 大和市 座間市
悪質業者
愛川町
業者選び 海老名市
相模原市
神奈川県
訪問販売 防犯対策
プロタイムズは自社施工？それとも下請けの業者を使う？
地域密着、丁寧施工がモットーの 屋根塗装・外壁塗装専門店の中山建装です！ 代表取締役の中山です！ 外壁塗装を検討中の皆様。業者が自社施工で塗装を行うのか、下請けを使って塗装するのか気になったことはありませんか？ 今回のお役立ちコラムでは、プロタイムズは自社施工なのか、自社施工と下請けの違いは何なのかなどを詳しく解説します。どちらなのか確認する方法についても紹介しますので、参考になれば幸いです。 ▼合わせて読みたい▼プロタイムズの価格は？外壁塗装の費用の内訳や適正価格について [myphp file="comContactL"] プロタイムズは下請けを使わず自社施工 プロタイムズでの外壁塗装は基本的に自社施工です。プロタイムズとは塗料メーカーであるアステックペイント社が運営する塗装業者の組織であり、プロタイムズの加盟店には高い技術力と施工の丁寧さ、マナーなどが求められます。 塗装工事で下請けを使う場合、どんな下請け業者なのか不透明であるため、施工の品質を求められるプロタイムズ加盟店には加盟できません。すべてのプロタイムズ加盟店には専属の塗装職人が在籍しており、安定した技術力を保っていますので安心してください！ 外壁塗装で下請けを使う業者とは 外壁塗装で下請けを使う業者にはどんなタイプがあるのか、詳しく解説します。下請けを使う業者は多くの場合、仲介手数料がかかるため注意してください。なかには仲介手数料とはわからないように値上げをしている業者もいます。 ハウスメーカー 住まいを建設するのに親しまれているハウスメーカーは、住まいに関するどんな工事も相談でき、依頼も可能です。ただし外壁塗装や修復工事などを頼んだ場合は基本的に下請け会社を使います。 ハウスメーカーが信頼する業者に頼むという点では安心できるかもしれませんが、仲介手数料が発生するため、割高になってしまう点に注意してください。 仲介手数料の相場は大体2割程度なので、たとえば総額100万円の外壁塗装工事なら20万円の仲介手数料が上乗せされ、120万円になってしまいます。 不動産屋 不動産屋に外壁塗装などのメンテナンスを依頼した場合も、やはり下請け業者に発注する形となります。外壁塗装業者との打ち合わせなどをすべて仲介してくれるのは楽ですが、どんな業者に依頼するかは不動産屋次第となる上に仲介手数料もかかるでしょう。 こだわりや注意してほしい点を相談しても末端の職人に伝わるまでが遅く、細部まで伝わっているかどうかも不安です。 ホームセンター ホームセンターの窓口で依頼するなら、買い物のついでに依頼できるため気軽さは魅力ですが、ホームセンターも専属の職人がいるわけではないため、下請け業者を使います。 どんな業者を使うかわからない上に仲介手数料が発生するのはもちろん、場合によってはホームセンターにある製品を使うことを前提としている場合もあり、選択肢が少ない可能性もあります。ホームセンターによっては仲介手数料がとても高く、4割ほど上乗せさせる場合もあるため注意してください。 リフォーム営業会社 リフォーム営業会社は、営業だけを行って実際の施工はすべて下請け会社に任せるスタイルです。外壁塗装業者との打ち合わせなどをすべて仲介してくれますが、仲介手数料がかかるのはもちろんのこと、リフォーム営業会社の利益はほぼ仲介料だけなので、格安業者を使ったり手数料が高かったりもします。 特に訪問営業を行うリフォーム営業会社は、ほとんどが悪徳業者だと言われており、トラブルが絶えないため注意してください。 外壁塗装が専門ではない業者 板金業者や雨樋専門の業者、内装業者に外壁塗装も含めて依頼した場合、外壁塗装は専門分野ではないため、下請け業者を使います。リフォームに関する依頼をすべて1社に依頼できるのはメリットですが、仲介手数料はかかるかもしれません。 [myphp file="comContactL"] プロタイムズ（自社施工の業者）と下請けを使う業者の違い プロタイムズのような自社施工の業者と、下請けを使う業者の違いを2つ紹介します。1つは、下請けを使う業者は仲介手数料がかかる点です。 前述の通り下請けを使う業者は仲介手数料が発生します。手数料の相場は2割程度ですが4割に設定している業者もいるでしょう。外壁塗装業者を探してくれるようなサービスも基本的には仲介手数料がかかります。 外壁塗装の一括検索サイトのように、仲介手数料分を依頼者ではなく下請けの儲けから引く業者もいますが、下請け業者の利益がとても低いため、人気があって技術力のある外壁塗装業者は、そのような下請け業をあまり行いません。 もう1つは施工の品質と信頼度が異なる点です。プロタイムズ加盟店のような自社施工の業者は自社の責任をもって施工するため、責任感や品質管理・施工管理を徹底して行います。対応力や提案力なども求められ、地域の方に信頼してもらえるように努力をしなければ、すぐに潰れてしまうでしょう。 下請け業者は責任感に欠けるとまでは言いませんが、どんな下請け会社を利用するかわからない以上、技術不足の業者や対応がよくない業者もいるかもしれません。 自社施工か下請けを使う業者なのか確認するコツ 自社施工か下請けを使う業者なのか確認するコツを3つ紹介します。自社施工であるか直接聞けば確実ですが、ホームページの情報などで確信する方法もありますので、気になる方はチェックしてみてください。 ホームページでスタッフ一覧を確認する プロタイムズ加盟店はもちろんのこと、自社施工で塗装を行う業者はホームページでスタッフ一覧を公開していることが多くあります。自社施工ならスタッフ一覧に塗装職人などが掲載されているでしょう。 1級塗装技能士が多いと安心 塗装には「塗装技能士」という国家資格があります。塗装技能士には1級から3級まであり、それぞれ受講資格も異なります。3級は実務経験6ヶ月以上が条件ですが、1級は実務経験7年以上となっているため、ベテランです。 1級塗装技能士には「木工塗装作業」「建築塗装作業」「金属塗装作業」「噴霧塗装作業」「鋼橋塗装作業」に関して知識や高い技術をもつことが求められます。信頼性が高いため塗装現場に1人は1級塗装技能士がいてほしいところです。 写真付きの施工事例を確認する 写真付きの施工事例を確認してみてください。写真付きで自社の施工内容を詳しく紹介している業者ほど、自社の施工に自信がある証拠です。ちなみにプロタイムズ加盟店は必ず写真付きの施工内容を公開しています。 直接問い合わせするのもアリ 自社施工なのか直接聞いてみるのも1つの方法です。どこまで自社施工なのか、1級塗装技能士が在籍しているのかなども確認してみると安心でしょう。 プロタイムズで外壁塗装を行うメリット プロタイムズで外壁塗装を行うメリットを3つ紹介します。いずれかにメリットを感じていただけるならば、まずは見積りや点検だけでもご相談ください。外壁塗装についても予算にあわせて提案させていただきます。 工事の品質がよい 前述の通りプロタイムズの加盟店になるためには、高い技術力と施工の丁寧さ、マナーなどが求められます。加盟店はそれぞれ別の業者ですが、プロタイムズは「お客様満足度」「累計施工棟数」「店舗展開数」で1位を獲得しており、安定した品質以上の工事をどのプロタイムズ加盟店でも受けられるのがメリットです。 プロタイムズ加盟店は、塗料メーカーであるアステックペイント社のハイグレードな塗料の利用を認められた施工認定店でもあるため、品質のよい塗料も揃っています。 ▼合わせて読みたい▼プロタイムズの外壁塗装費用は高い？それとも安い？ プロタイムズは保証が手厚い プロタイムズ加盟店の保証は、業者独自の保証とプロタイムズの保証が2つ付きます。仮に業者が廃業したとしてもプロタイムズが引き継いで保証を行ってくれるため安心です。 保証書のデータもプロタイムズの本部で管理しているため、保証書を紛失したとしても再発行できます。 職人・担当者のマナーがよい 職人の技術力がどんなに高くても、乱暴な職人や態度の悪い職人では印象が悪く、施工品質にも不安を感じるでしょう。プロタイムズ加盟店は職人のマナーに関しても厳しいルールがあり、依頼者様が気持ちよく過ごせるよう心がけています。 担当者も同様ですので、こだわりたい点や不安に思う点があったら何でもお問い合わせください。 [myphp file="comContactL"] 「中山建装」で信頼できる自社施工の外壁塗装を！ プロタイムズは塗料メーカーのアステックペイント社が運営する、自社施工を行う塗装業者の組織です。自社施工という点では、技術力、施工の丁寧さ、そして細かなマナーが求められますが、プロタイムズ加盟店はこれらを高いレベルで満たしています。自社施工のため、仲介手数料がかからない点も大きなメリットと言えるでしょう。 プロタイムズの加盟店では、高品質な塗料と確かな施工技術で外壁塗装を行います。また、施工後のサポートも充実しており、万が一のトラブルにもしっかりと対応可能です。このようにプロタイムズは、ただ塗装をするだけでなく、お客様が安心して生活できるようにサポートする体制を整えています。 お家の外壁塗装をご検討の方はプロタイムズ加盟店/中山建装にぜひお任せください。専門のスタッフが一つ一つの工程を丁寧に行い、最高の仕上がりをお約束します。疑問や不安な点があれば、お問い合わせフォームから、またはメールやお電話でお気軽にご相談ください。ショールームにも是非お越しいただき、実際の塗料や施工例をご覧いただければと思います。お客様一人ひとりのニーズに合わせた最適な提案をさせていただきます。 ▼合わせてチェック！▼ 中山建装塗装専門ショールーム 中山建装：カラーシミュレーションページ
2024.09.27(Fri)
詳しくはこちら
〇〇の選び方 お役立ちコラム
プロタイムズ
中山建装について
厚木市 地域情報
外壁塗装
外装劣化診断
大和市 屋根塗装
座間市
愛川町
業者選び
神奈川県
飲食店の天井や2階から水漏れする原因とは？中山建装が解説！
地域密着、丁寧施工がモットーの 屋根塗装・外壁塗装専門店の中山建装です！ 代表取締役の中山です！
2024.09.27(Fri)
詳しくはこちら
お役立ちコラム ショップ・レストラン
厚木市
地域情報
大和市 座間市 愛川町
水漏れ
海老名市
相模原市 神奈川県
防水
雨漏り補修
Page 1 of 3 1 2 3 »
中山建装のホームページへお越しい
ただきありがとうございます
株式会社中山建装
代表取締役 中山 晋吾
会社案内はこちら
相模原市での外壁・屋根塗装をご検討なら、ぜひ株式会社
中山建装にご相談ください！
地域の方へごあいさつ
代表取締役の中山と申します。
生まれも育ちも厚木で、15歳から塗装業に携わり、はや34
年となります。
お客様からのご依頼に対して私どもが切に願うのが、「当
社を信頼して依頼してほしい」ということです。
お客様の理想以上の仕事をしてお返しするのが私たちの仕